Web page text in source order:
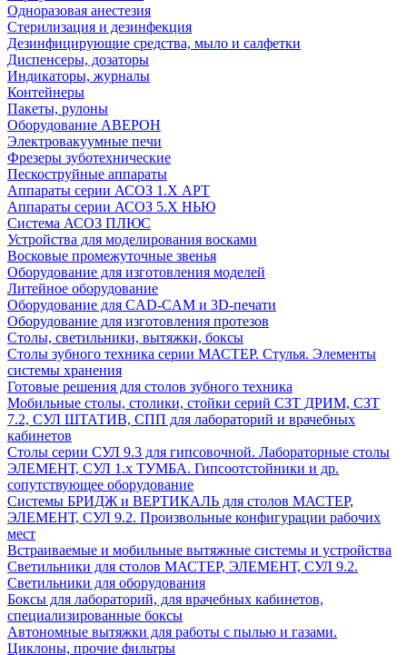
Одноразовая анестезия
Стерилизация и дезинфекция
Дезинфицирующие средства, мыло и салфетки
Диспенсеры, дозаторы
Индикаторы, журналы
Контейнеры
Пакеты, рулоны
Оборудование АВЕРОН
Электровакуумные печи
Фрезеры зуботехнические
Пескоструйные аппараты
Аппараты серии АСОЗ 1.Х АРТ
Аппараты серии АСОЗ 5.Х НЬЮ
Система АСОЗ ПЛЮС
Устройства для моделирования восками
Восковые промежуточные звенья
Оборудование для изготовления моделей
Литейное оборудование
Оборудование для CAD-CAM и 3D-печати
Оборудование для изготовления протезов
Cтолы, светильники, вытяжки, боксы
Столы зубного техника серии МАСТЕР. Стулья. Элементы
системы хранения
Готовые решения для столов зубного техника
Мобильные столы, столики, стойки серий СЗТ ДРИМ, СЗТ
7.2, СУЛ ШТАТИВ, СПП для лабораторий и врачебных
кабинетов
Столы серии СУЛ 9.3 для гипсовочной. Лабораторные столы
ЭЛЕМЕНТ, СУЛ 1.х ТУМБА. Гипсоотстойники и др.
сопутствующее оборудование
Системы БРИДЖ и ВЕРТИКАЛЬ для столов МАСТЕР,
ЭЛЕМЕНТ, СУЛ 9.2. Произвольные конфигурации рабочих
мест
Встраиваемые и мобильные вытяжные системы и устройства
Светильники для столов МАСТЕР, ЭЛЕМЕНТ, СУЛ 9.2.
Светильники для оборудования
Боксы для лабораторий, для врачебных кабинетов,
специализированные боксы
Автономные вытяжки для работы с пылью и газами.
Циклоны, прочие фильтры